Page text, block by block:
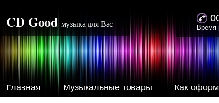
CD Good музыка для Вас Время
Главная Музыкальные товары Как